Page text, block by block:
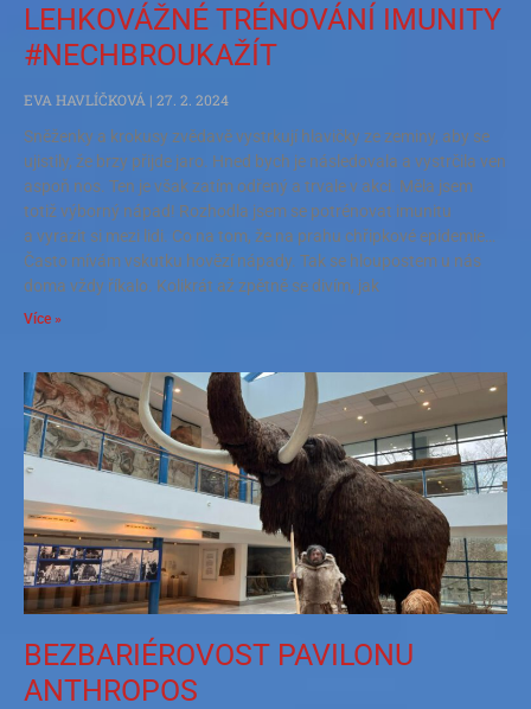
LEHKOVÁŽNÉ TRÉNOVÁNÍ IMUNITY
#NECHBROUKAŽÍT
EVA HAVLÍČKOVÁ
27. 2. 2024
Sněženky a krokusy zvědavě vystrkují hlavičky ze zeminy, aby se
ujistily, že brzy přijde jaro. Hned bych je následovala a vystrčila ven
aspoň nos. Ten je však zatím odřený a trvale v akci. Měla jsem
totiž výborný nápad! Rozhodla jsem se potrénovat imunitu
a vyrazit si mezi lidi. Co na tom, že na prahu chřipkové epidemie…
Často mívám vskutku hovězí nápady. Tak se hloupostem u nás
doma vždy říkalo. Kolikrát až zpětně se divím, jak
Více »
BEZBARIÉROVOST PAVILONU
ANTHROPOS